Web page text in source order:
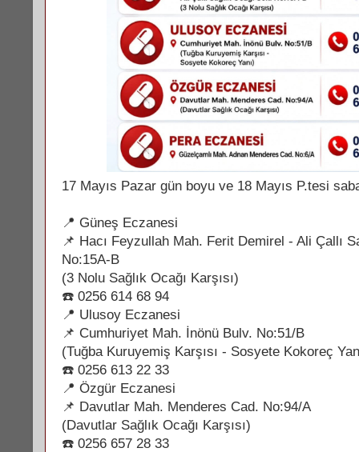
17 Mayıs Pazar gün boyu ve 18 Mayıs P.tesi
📍 Güneş Eczanesi
📌 Hacı Feyzullah Mah. Ferit Demirel - Ali Çallı
No:15A-B
(3 Nolu Sağlık Ocağı Karşısı)
☎️ 0256 614 68 94
📍 Ulusoy Eczanesi
📌 Cumhuriyet Mah. İnönü Bulv. No:51/B
(Tuğba Kuruyemiş Karşısı - Sosyete Kokoreç
☎️ 0256 613 22 33
📍 Özgür Eczanesi
📌 Davutlar Mah. Menderes Cad. No:94/A
(Davutlar Sağlık Ocağı Karşısı)
☎️ 0256 657 28 33